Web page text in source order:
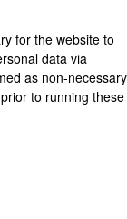
for the website to
data via
as non-necessary
to running these